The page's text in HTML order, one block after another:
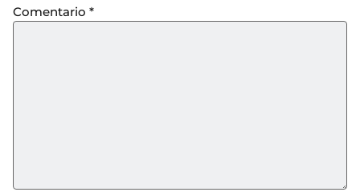
Comentario *